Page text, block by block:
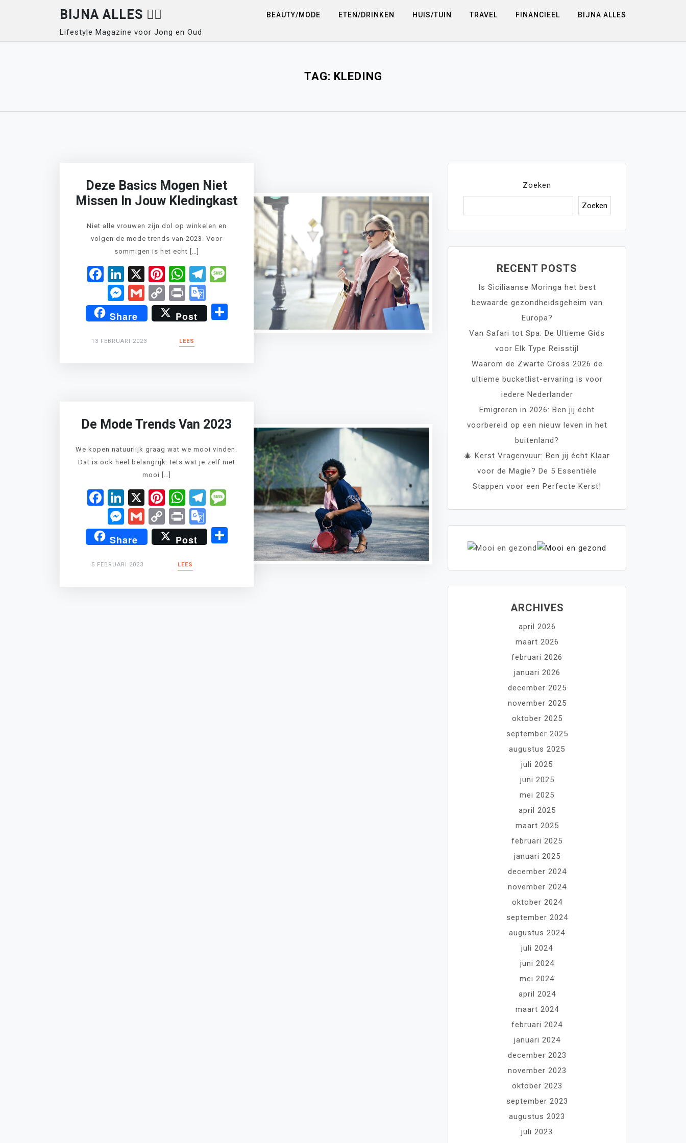
BIJNA ALLES 👍🏽
Lifestyle Magazine voor Jong en Oud
BEAUTY/MODE ETEN/DRINKEN HUIS/TUIN TRAVEL FINANCIEEL BIJNA ALLES
TAG: KLEDING
Deze Basics Mogen Niet
Missen In Jouw Kledingkast
Niet alle vrouwen zijn dol op winkelen en
volgen de mode trends van 2023. Voor
sommigen is het echt […]
Facebook
LinkedIn
X Pinterest
WhatsApp
Telegram
Message
Messenger
Gmail
Copy
Link
PrintGoogle
Translate
Share Post Delen
13 FEBRUARI 2023 LEES
De Mode Trends Van 2023
We kopen natuurlijk graag wat we mooi vinden.
Dat is ook heel belangrijk. Iets wat je zelf niet
mooi […]
Facebook
LinkedIn
X Pinterest
WhatsApp
Telegram
Message
Messenger
Gmail
Copy
Link
PrintGoogle
Translate
Share Post Delen
5 FEBRUARI 2023 LEES
Zoeken
Zoeken
RECENT POSTS
Is Siciliaanse Moringa het best
bewaarde gezondheidsgeheim van
Europa?
Van Safari tot Spa: De Ultieme Gids
voor Elk Type Reisstijl
Waarom de Zwarte Cross 2026 de
ultieme bucketlist-ervaring is voor
iedere Nederlander
Emigreren in 2026: Ben jij écht
voorbereid op een nieuw leven in het
buitenland?
🎄 Kerst Vragenvuur: Ben jij écht Klaar
voor de Magie? De 5 Essentiële
Stappen voor een Perfecte Kerst!
ARCHIVES
april 2026
maart 2026
februari 2026
januari 2026
december 2025
november 2025
oktober 2025
september 2025
augustus 2025
juli 2025
juni 2025
mei 2025
april 2025
maart 2025
februari 2025
januari 2025
december 2024
november 2024
oktober 2024
september 2024
augustus 2024
juli 2024
juni 2024
mei 2024
april 2024
maart 2024
februari 2024
januari 2024
december 2023
november 2023
oktober 2023
september 2023
augustus 2023
juli 2023